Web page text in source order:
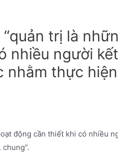
trị là
nhiều người
nhằm thực
động cần thiết khi có nhiều